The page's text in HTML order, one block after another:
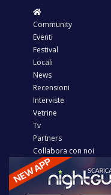
Community
Eventi
Festival
Locali
News
Recensioni
Interviste
Vetrine
Tv
Partners
Collabora con noi